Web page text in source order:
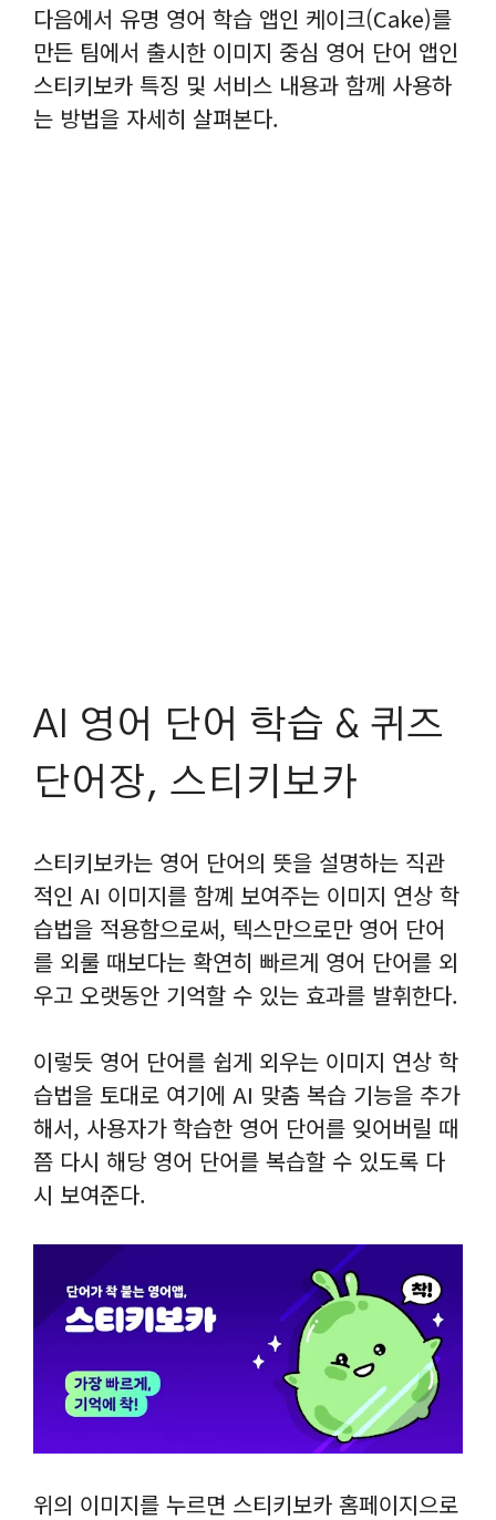
다음에서 유명 영어 학습 앱인 케이크(Cake)를
만든 팀에서 출시한 이미지 중심 영어 단어 앱인
스티키보카 특징 및 서비스 내용과 함께 사용하
는 방법을 자세히 살펴본다.
AI 영어 단어 학습 & 퀴즈
단어장, 스티키보카
스티키보카는 영어 단어의 뜻을 설명하는 직관
적인 AI 이미지를 함꼐 보여주는 이미지 연상 학
습법을 적용함으로써, 텍스만으로만 영어 단어
를 외룰 때보다는 확연히 빠르게 영어 단어를 외
우고 오랫동안 기억할 수 있는 효과를 발휘한다.
이렇듯 영어 단어를 쉽게 외우는 이미지 연상 학
습법을 토대로 여기에 AI 맞춤 복습 기능을 추가
해서, 사용자가 학습한 영어 단어를 잊어버릴 때
쯤 다시 해당 영어 단어를 복습할 수 있도록 다
시 보여준다.
위의 이미지를 누르면 스티키보카 홈페이지으로